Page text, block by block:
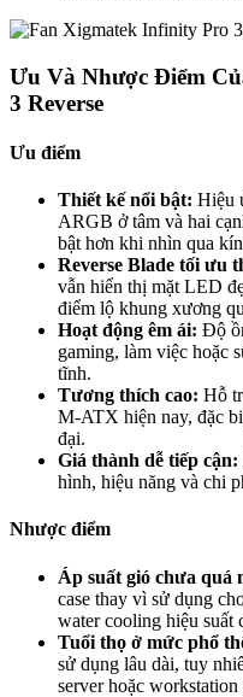
Ưu Và Nhược Điểm
3 Reverse
Ưu điểm
Thiết kế nổi bật: Hiệu
ARGB ở tâm và hai
bật hơn khi nhìn qua
Reverse Blade tối ưu
vẫn hiển thị mặt LED
điểm lộ khung xương
Hoạt động êm ái: Độ
gaming, làm việc hoặc
tĩnh.
Tương thích cao: Hỗ
M-ATX hiện nay, đặc
đại.
Giá thành dễ tiếp cận:
hình, hiệu năng và chi
Nhược điểm
Áp suất gió chưa quá
case thay vì sử dụng
water cooling hiệu suất
Tuổi thọ ở mức phổ
sử dụng lâu dài, tuy
server hoặc workstation